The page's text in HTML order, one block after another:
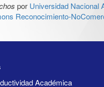
por Universidad Nacional
Reconocimiento-
Académica